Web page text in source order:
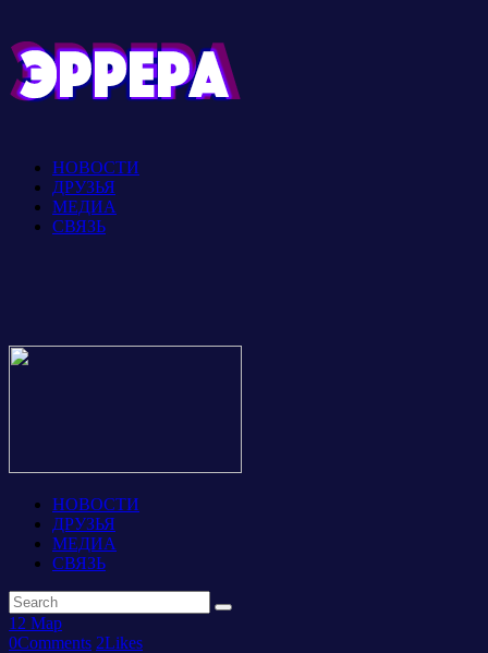
НОВОСТИ
ДРУЗЬЯ
МЕДИА
СВЯЗЬ
НОВОСТИ
ДРУЗЬЯ
МЕДИА
СВЯЗЬ
12 Мар
0Comments 2Likes